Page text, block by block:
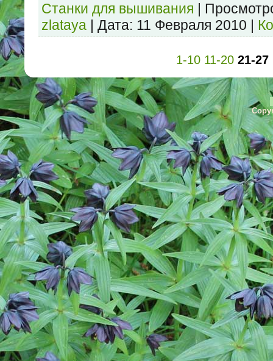
Станки для вышивания |
zlataya | Дата: 11 Февраля 2010 |
1-10 11-20 21-27